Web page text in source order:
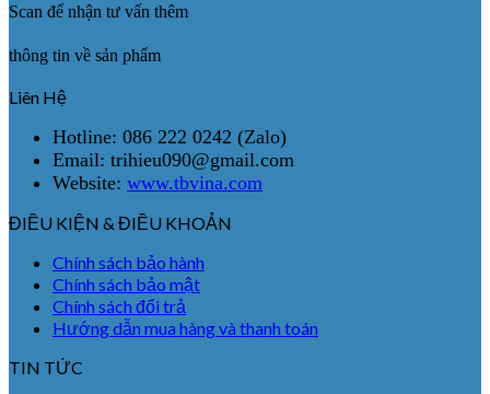
Scan để nhận tư vấn thêm
thông tin về sản phẩm
Liên Hệ
Hotline: 086 222 0242 (Zalo)
Email: trihieu090@gmail.com
Website: www.tbvina.com
ĐIỀU KIỆN & ĐIỀU KHOẢN
Chính sách bảo hành
Chính sách bảo mật
Chính sách đổi trả
Hướng dẫn mua hàng và thanh toán
TIN TỨC